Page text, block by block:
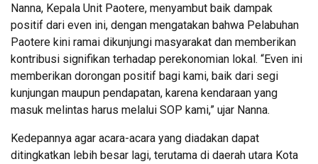
Nanna, Kepala Unit Paotere, menyambut baik dampak
positif dari even ini, dengan mengatakan bahwa Pelabuhan
Paotere kini ramai dikunjungi masyarakat dan memberikan
kontribusi signifikan terhadap perekonomian lokal. “Even ini
memberikan dorongan positif bagi kami, baik dari segi
kunjungan maupun pendapatan, karena kendaraan yang
masuk melintas harus melalui SOP kami,” ujar Nanna.
Kedepannya agar acara-acara yang diadakan dapat
ditingkatkan lebih besar lagi, terutama di daerah utara Kota